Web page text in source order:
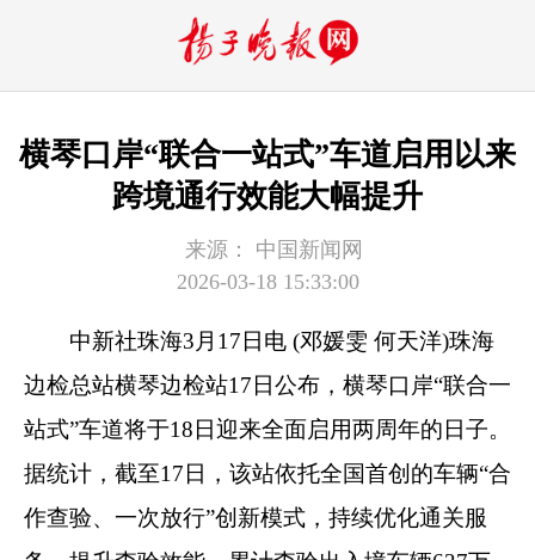
横琴口岸“联合一站式”车道启用以来
跨境通行效能大幅提升
来源：
中国新闻网
2026-03-18 15:33:00
中新社珠海3月17日电 (邓媛雯 何天洋)珠海
边检总站横琴边检站17日公布，横琴口岸“联合一
站式”车道将于18日迎来全面启用两周年的日子。
据统计，截至17日，该站依托全国首创的车辆“合
作查验、一次放行”创新模式，持续优化通关服